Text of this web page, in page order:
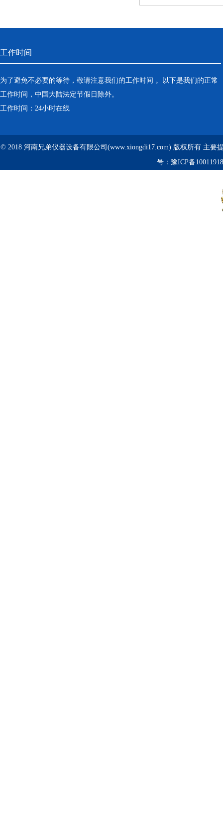
工作时间
为了避免不必要的等待，敬请注意我们的工作时间 。以下是我们的正常
工作时间，中国大陆法定节假日除外。
工作时间：24小时在线
© 2018 河南兄弟仪器设备有限公司(www.xiongdi17.com) 版权所有 主要
号： 豫ICP备